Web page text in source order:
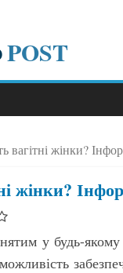
POST
вагітні жінки?
жінки?
у будь-